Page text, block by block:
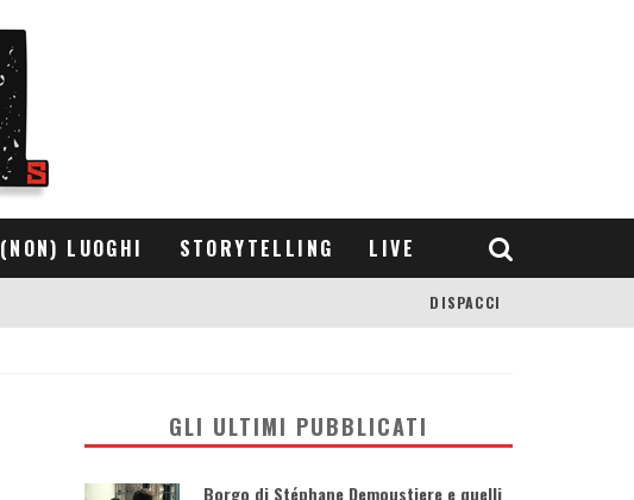
(NON) LUOGHI STORYTELLING LIVE
DISPACCI
GLI ULTIMI PUBBLICATI
Borgo di Stéphane Demoustiere e quelli